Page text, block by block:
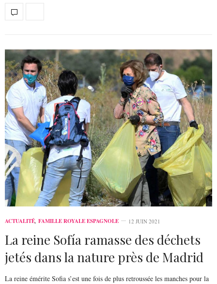
ACTUALITÉ, FAMILLE ROYALE ESPAGNOLE 12 JUIN 2021
La reine Sofía ramasse des déchets
jetés dans la nature près de Madrid
La reine émérite Sofia s’est une fois de plus retroussée les manches pour la